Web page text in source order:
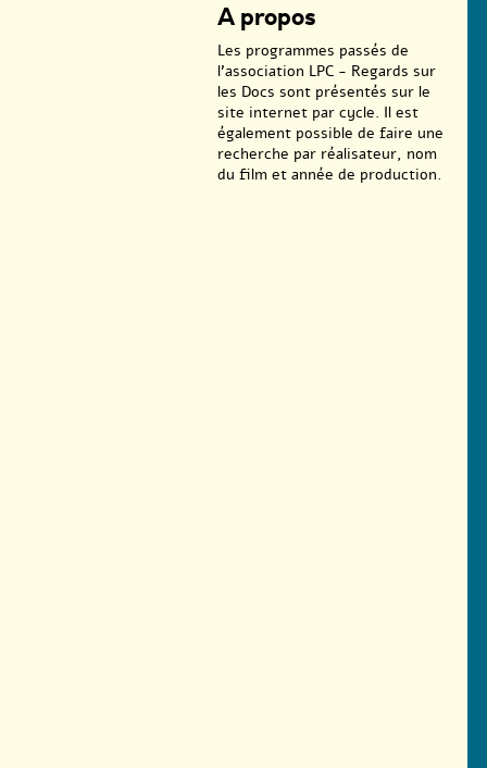
A propos
Les programmes passés de
l’association LPC - Regards sur
les Docs sont présentés sur le
site internet par cycle. Il est
également possible de faire une
recherche par réalisateur, nom
du film et année de production.